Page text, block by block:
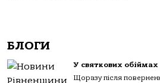
БЛОГИ
У святкових обіймах
Щоразу після